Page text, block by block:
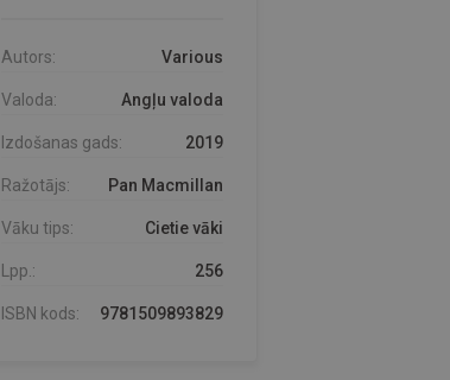
Autors: Various
Valoda: Angļu valoda
Izdošanas gads: 2019
Ražotājs: Pan Macmillan
Vāku tips: Cietie vāki
Lpp.: 256
ISBN kods: 9781509893829